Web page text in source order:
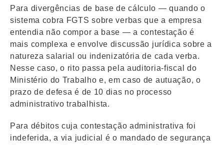
Para divergências de base de cálculo — quando o
sistema cobra FGTS sobre verbas que a empresa
entendia não compor a base — a contestação é
mais complexa e envolve discussão jurídica sobre a
natureza salarial ou indenizatória de cada verba.
Nesse caso, o rito passa pela auditoria-fiscal do
Ministério do Trabalho e, em caso de autuação, o
prazo de defesa é de 10 dias no processo
administrativo trabalhista.
Para débitos cuja contestação administrativa foi
indeferida, a via judicial é o mandado de segurança